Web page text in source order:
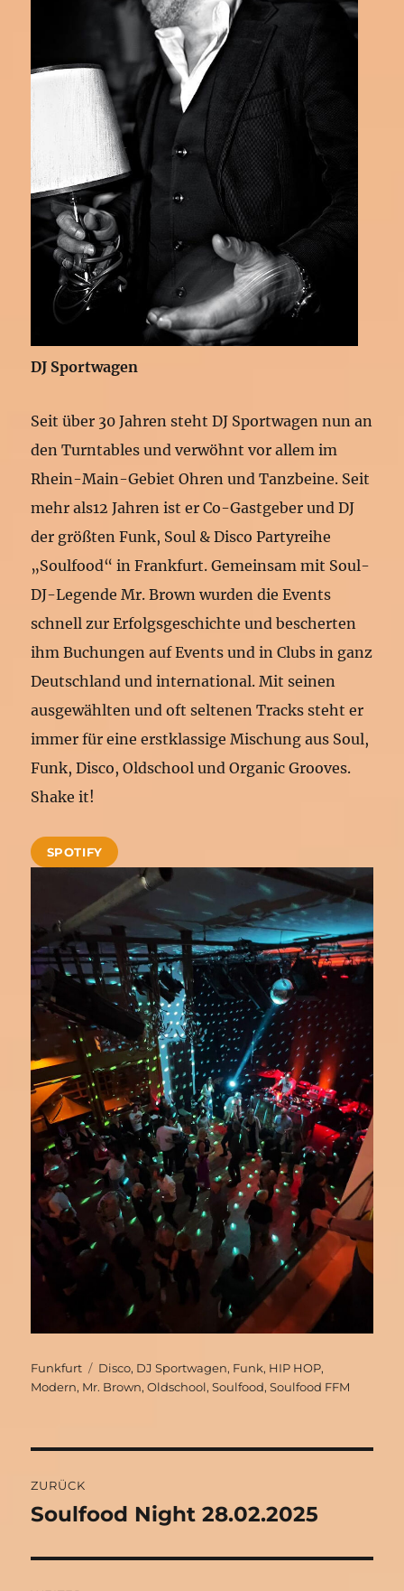
DJ Sportwagen
Seit über 30 Jahren steht DJ Sportwagen nun an
den Turntables und verwöhnt vor allem im
Rhein-Main-Gebiet Ohren und Tanzbeine. Seit
mehr als12 Jahren ist er Co-Gastgeber und DJ
der größten Funk, Soul & Disco Partyreihe
„Soulfood“ in Frankfurt. Gemeinsam mit Soul-
DJ-Legende Mr. Brown wurden die Events
schnell zur Erfolgsgeschichte und bescherten
ihm Buchungen auf Events und in Clubs in ganz
Deutschland und international. Mit seinen
ausgewählten und oft seltenen Tracks steht er
immer für eine erstklassige Mischung aus Soul,
Funk, Disco, Oldschool und Organic Grooves.
Shake it!
SPOTIFY
Autor
Funkfurt Schlagwörter
Disco, DJ Sportwagen, Funk, HIP HOP,
Modern, Mr. Brown,Oldschool,Soulfood,Soulfood FFM
ZURÜCK
Vorheriger
Soulfood Night 28.02.2025